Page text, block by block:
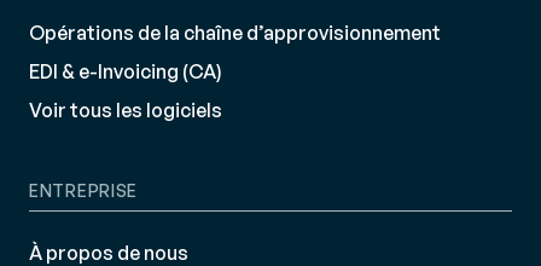
Opérations de la chaîne d’approvisionnement
EDI & e-Invoicing (CA)
Voir tous les logiciels
ENTREPRISE
À propos de nous